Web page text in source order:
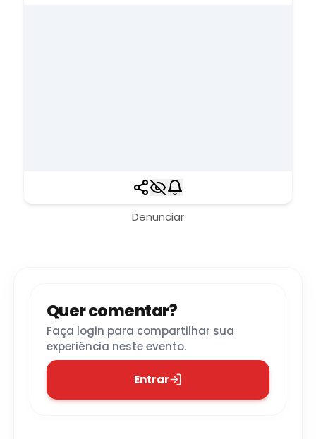
Denunciar
Quer comentar?
Faça login para compartilhar sua
experiência neste evento.
Entrar